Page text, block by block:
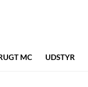
MC UDSTYR